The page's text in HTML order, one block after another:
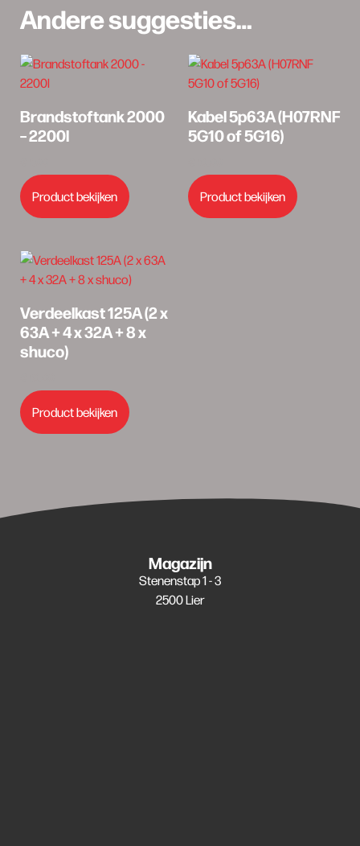
Andere suggesties…
Brandstoftank 2000
– 2200l
Product bekijken
Kabel 5p63A (H07RNF
5G10 of 5G16)
Product bekijken
Verdeelkast 125A (2 x
63A + 4 x 32A + 8 x
shuco)
Product bekijken
Magazijn
Stenenstap 1 - 3
2500 Lier